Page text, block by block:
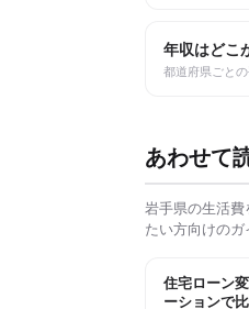
年収はどこ
都道府県ごと
あわせて
岩手県の生活費
たい方向けのガ
住宅ローン
ーションで